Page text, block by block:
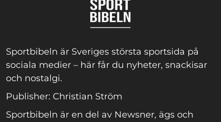
Sportbibeln är Sveriges största sportsida på
sociala medier – här får du nyheter, snackisar
och nostalgi.
Publisher: Christian Ström
Sportbibeln är en del av Newsner, ägs och